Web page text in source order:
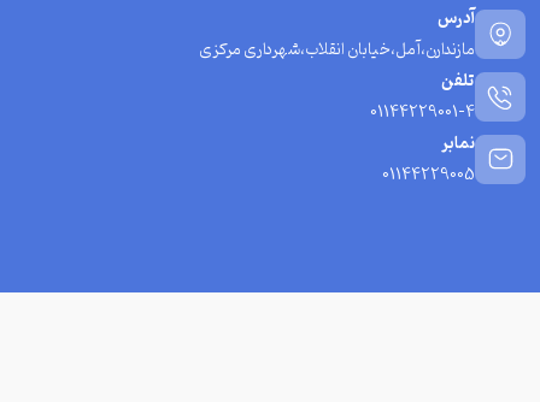
آدرس
مازندارن،آمل،خیابان انقلاب،شهرداری مرکزی
تلفن
01144229001-4
نمابر
01144229005